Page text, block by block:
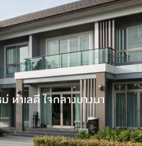
ทำเลดี ใจกลางบางนา